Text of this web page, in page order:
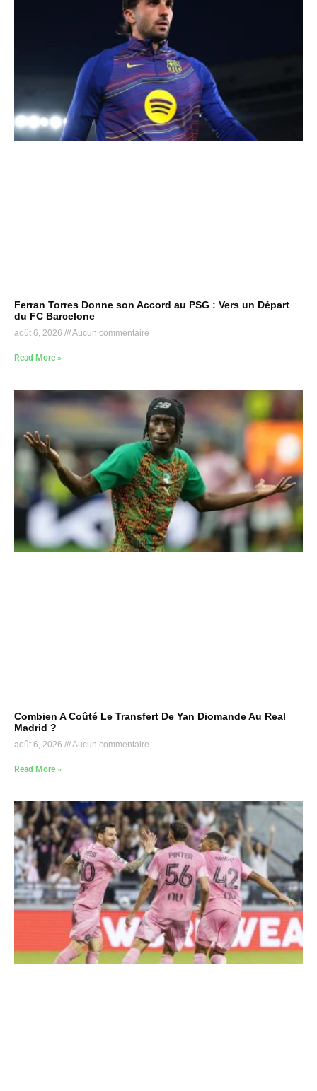
Ferran Torres Donne son Accord au PSG : Vers un Départ
du FC Barcelone
août 6, 2026 Aucun commentaire
Read More »
Combien A Coûté Le Transfert De Yan Diomande Au Real
Madrid ?
août 6, 2026 Aucun commentaire
Read More »